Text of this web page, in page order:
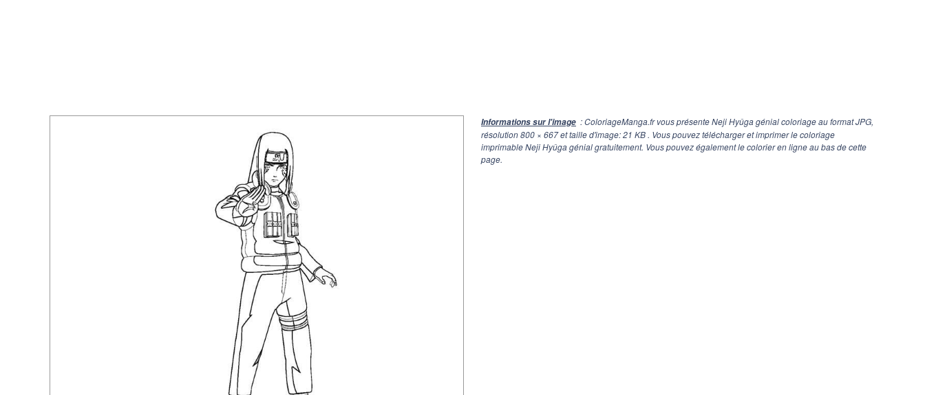
Informations sur l'image : ColoriageManga.fr vous présente Neji Hyûga génial coloriage au format JPG,
résolution800 × 667et taille d'image: 21 KB . Vous pouvez télécharger et imprimer le coloriage
imprimable Neji Hyûga génial gratuitement. Vous pouvez également le colorier en ligne au bas de cette
page.